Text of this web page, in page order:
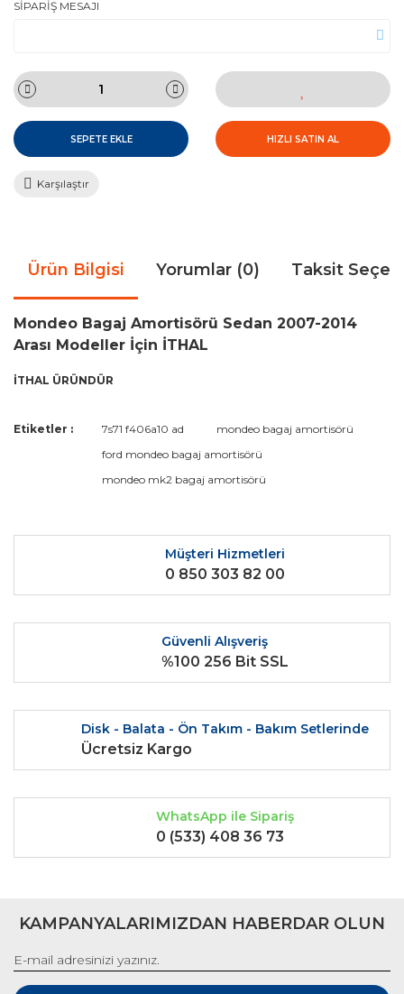
SİPARİŞ MESAJI
SEPETE EKLE HIZLI SATIN AL
Karşılaştır
Ürün Bilgisi Yorumlar (0) Taksit
Mondeo Bagaj Amortisörü Sedan 2007-2014
Arası Modeller İçin İTHAL
İTHAL ÜRÜNDÜR
Bu ürüne ilk yorumu siz yapın!
Bu ürünün fiyat bilgisi, resim, ürün açıklamalarında ve diğer
kullanarak tarafımıza iletebilirsiniz.
Görüş ve önerileriniz için teşekkür ederiz.
Ürün açıklamasında eksik bilgiler bulunuyor.
Ürün bilgilerinde hatalar bulunuyor.
Ürün fiyatı diğer sitelerden daha pahalı.
Bu ürüne benzer farklı alternatifler olmalı.
Gönder
Etiketler : 7s71 f406a10 ad
mondeo bagaj amortisörü
ford mondeo bagaj amortisörü
mondeo mk2 bagaj amortisörü
Müşteri Hizmetleri
0 850 303 82 00
Güvenli Alışveriş
%100 256 Bit SSL
Disk - Balata - Ön Takım - Bakım Setlerinde
Ücretsiz Kargo
WhatsApp ile Sipariş
0 (533) 408 36 73
KAMPANYALARIMIZDAN HABERDAR OLUN